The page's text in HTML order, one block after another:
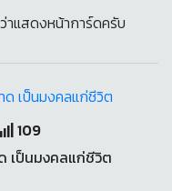
แสดงหน้าการ์ดครับ
109
เป็นมงคลแก่ชีวิต